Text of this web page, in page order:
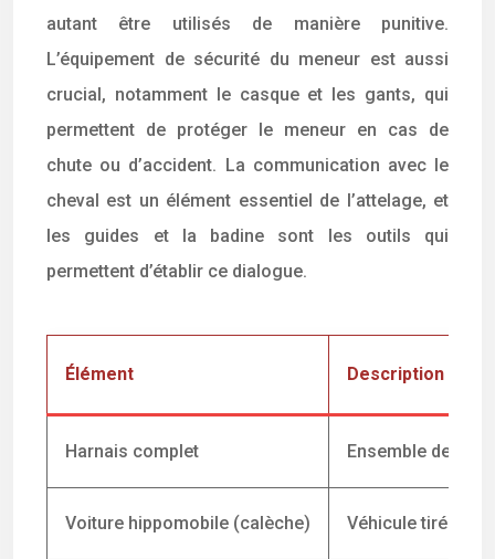
autant être utilisés de manière punitive.
L’équipement de sécurité du meneur est aussi
crucial, notamment le casque et les gants, qui
permettent de protéger le meneur en cas de
chute ou d’accident. La communication avec le
cheval est un élément essentiel de l’attelage, et
les guides et la badine sont les outils qui
permettent d’établir ce dialogue.
Élément Description
Harnais complet Ensemble des
Voiture hippomobile (calèche) Véhicule tiré par